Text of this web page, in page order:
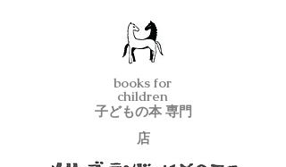
子どもの本 専門
店
books for
children